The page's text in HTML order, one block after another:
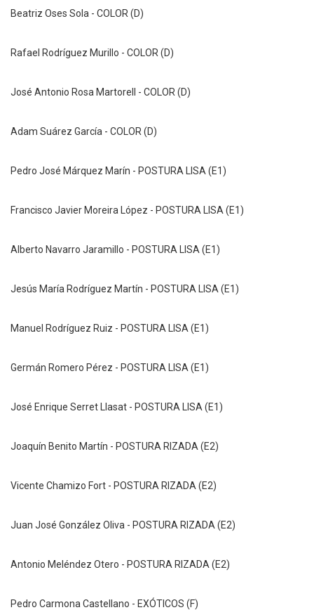
Beatriz Oses Sola - COLOR (D)
Rafael Rodríguez Murillo - COLOR (D)
José Antonio Rosa Martorell - COLOR (D)
Adam Suárez García - COLOR (D)
Pedro José Márquez Marín - POSTURA LISA (E1)
Francisco Javier Moreira López - POSTURA LISA (E1)
Alberto Navarro Jaramillo - POSTURA LISA (E1)
Jesús María Rodríguez Martín - POSTURA LISA (E1)
Manuel Rodríguez Ruiz - POSTURA LISA (E1)
Germán Romero Pérez - POSTURA LISA (E1)
José Enrique Serret Llasat - POSTURA LISA (E1)
Joaquín Benito Martín - POSTURA RIZADA (E2)
Vicente Chamizo Fort - POSTURA RIZADA (E2)
Juan José González Oliva - POSTURA RIZADA (E2)
Antonio Meléndez Otero - POSTURA RIZADA (E2)
Pedro Carmona Castellano - EXÓTICOS (F)